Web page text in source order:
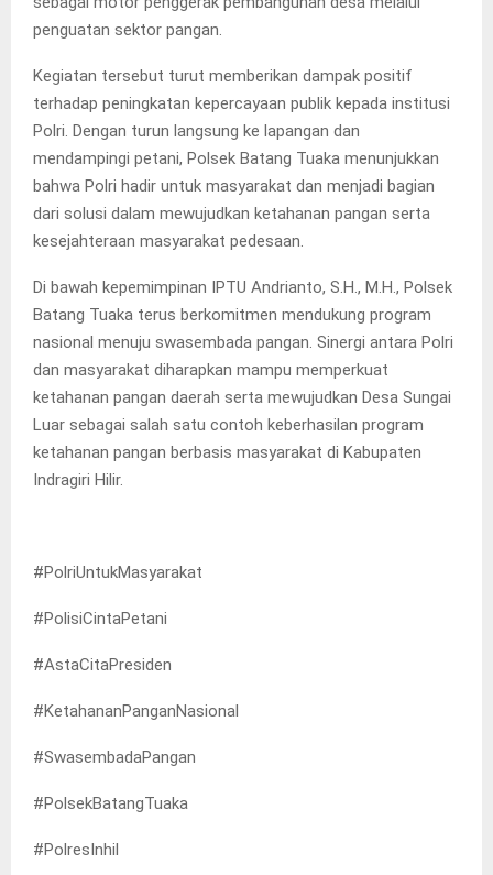
penguatan sektor pangan.
Kegiatan tersebut turut memberikan dampak positif
terhadap peningkatan kepercayaan publik kepada institusi
Polri. Dengan turun langsung ke lapangan dan
mendampingi petani, Polsek Batang Tuaka menunjukkan
bahwa Polri hadir untuk masyarakat dan menjadi bagian
dari solusi dalam mewujudkan ketahanan pangan serta
kesejahteraan masyarakat pedesaan.
Di bawah kepemimpinan IPTU Andrianto, S.H., M.H., Polsek
Batang Tuaka terus berkomitmen mendukung program
nasional menuju swasembada pangan. Sinergi antara Polri
dan masyarakat diharapkan mampu memperkuat
ketahanan pangan daerah serta mewujudkan Desa Sungai
Luar sebagai salah satu contoh keberhasilan program
ketahanan pangan berbasis masyarakat di Kabupaten
Indragiri Hilir.
#PolriUntukMasyarakat
#PolisiCintaPetani
#AstaCitaPresiden
#KetahananPanganNasional
#SwasembadaPangan
#PolsekBatangTuaka
#PolresInhil